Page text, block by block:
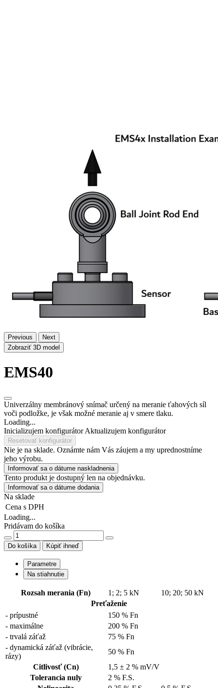
Previous
Next
Zobraziť 3D model
EMS40
Univerzálny membránový snímač určený na meranie ťahových síl
voči podložke, je však možné meranie aj v smere tlaku.
Loading...
Inicializujem konfigurátor Aktualizujem konfigurátor
Resetovať konfigurátor
Nie je na sklade. Oznámte nám Vás záujem a my uprednostníme
jeho výrobu.
Informovať sa o dátume naskladnenia
Tento produkt je dostupný len na objednávku.
Informovať sa o dátume dodania
Na sklade
Cena s DPH
Loading...
Pridávam do košíka
Do košíka Kúpiť ihneď
Parametre
Na stiahnutie
Rozsah merania (Fn) 1 ; 2; 5 kN 10; 20; 50 kN
Preťaženie
- prípustné
150 % Fn
- maximálne
200 % Fn
- trvalá záťaž
75 % Fn
- dynamická záťaž (vibrácie,
rázy)
50 % Fn
Citlivosť (Cn)
1,5 ± 2 % mV/V
Tolerancia nuly
2 % F.S.